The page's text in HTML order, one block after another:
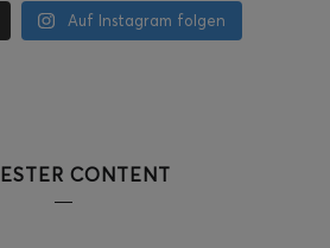
Auf Instagram folgen
CONTENT